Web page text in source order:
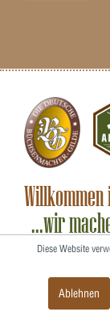
...wir
Als
zum Club 30
weniger
Smith &
Diese Website
Ablehnen